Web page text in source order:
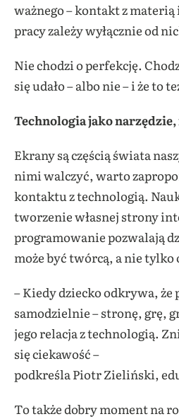
ważnego – kontakt z materią
pracy zależy wyłącznie od
Nie chodzi o perfekcję.
się udało – albo nie – i że to
Technologia jako
Ekrany są częścią świata
nimi walczyć, warto
kontaktu z technologią.
tworzenie własnej strony
programowanie pozwalają
może być twórcą, a nie tylko
– Kiedy dziecko odkrywa,
samodzielnie – stronę, grę,
jego relacja z technologią.
się ciekawość –
podkreśla Piotr Zieliński,
To także dobry moment na